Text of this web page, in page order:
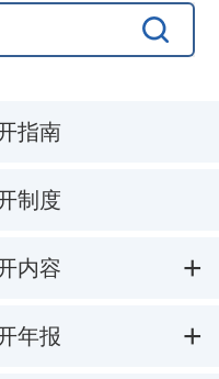
指南
制度
内容
年报